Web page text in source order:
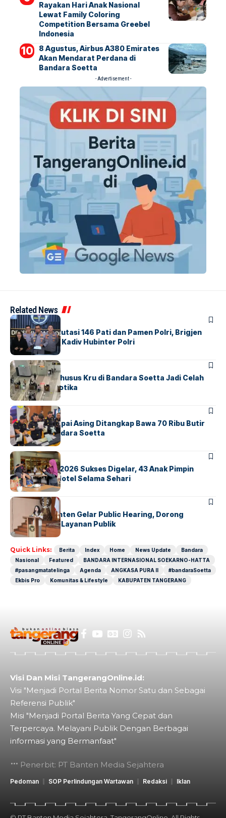
Rayakan Hari Anak Nasional
Lewat Family Coloring
Competition Bersama Greebel
Indonesia
8 Agustus, Airbus A380 Emirates
Akan Mendarat Perdana di
Bandara Soetta
- Advertisement -
Related News
BERITA
Mabes Polri Mutasi 146 Pati dan Pamen Polri, Brigjen
Untung Jabat Kadiv Hubinter Polri
BANDARABERITA
Ketika Jalur Khusus Kru di Bandara Soetta Jadi Celah
Sindikat Narkotika
BANDARA BERITA
Kopilot Maskapai Asing Ditangkap Bawa 70 Ribu Butir
Ekstasi di Bandara Soetta
BERITAINDEX
GM For A Day 2026 Sukses Digelar, 43 Anak Pimpin
Operasional Hotel Selama Sehari
BANDARA BERITA
Karantina Banten Gelar Public Hearing, Dorong
Transparansi Layanan Publik
Quick Links: Berita Index Home News Update
Bandara
Nasional
Featured
BANDARA INTERNASIONAL SOEKARNO-HATTA
#pasangmatatelinga
Agenda ANGKASA PURA II
#bandaraSoetta
Ekbis Pro
Komunitas & Lifestyle KABUPATEN TANGERANG
Visi Dan Misi TangerangOnline.id:
Visi "Menjadi Portal Berita Nomor Satu dan Sebagai
Referensi Publik"
Misi "Menjadi Portal Berita Yang Cepat dan
Terpercaya. Melayani Publik Dengan Berbagai
informasi yang Bermanfaat"
Penerbit: PT Banten Media Sejahtera
Pedoman SOP Perlindungan Wartawan Redaksi Iklan